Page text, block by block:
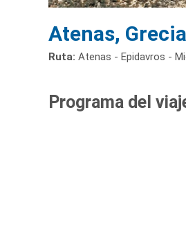
Atenas,
Ruta: Atenas - Epidavros -
Programa del